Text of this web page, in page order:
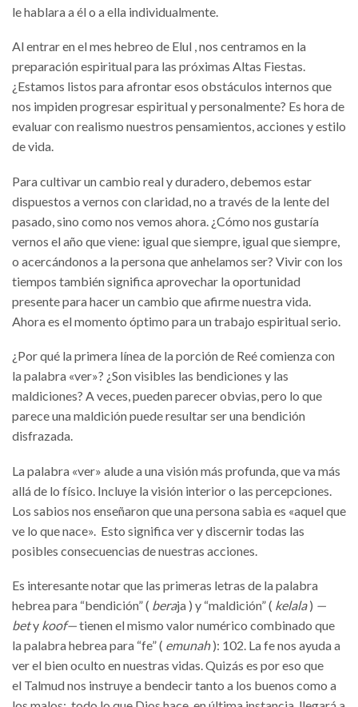
le hablara a él o a ella individualmente.
Al entrar en el mes hebreo de Elul , nos centramos en la
preparación espiritual para las próximas Altas Fiestas.
¿Estamos listos para afrontar esos obstáculos internos que
nos impiden progresar espiritual y personalmente? Es hora de
evaluar con realismo nuestros pensamientos, acciones y estilo
de vida.
Para cultivar un cambio real y duradero, debemos estar
dispuestos a vernos con claridad, no a través de la lente del
pasado, sino como nos vemos ahora. ¿Cómo nos gustaría
vernos el año que viene: igual que siempre, igual que siempre,
o acercándonos a la persona que anhelamos ser? Vivir con los
tiempos también significa aprovechar la oportunidad
presente para hacer un cambio que afirme nuestra vida.
Ahora es el momento óptimo para un trabajo espiritual serio.
¿Por qué la primera línea de la porción de Reé comienza con
la palabra «ver»? ¿Son visibles las bendiciones y las
maldiciones? A veces, pueden parecer obvias, pero lo que
parece una maldición puede resultar ser una bendición
disfrazada.
La palabra «ver» alude a una visión más profunda, que va más
allá de lo físico. Incluye la visión interior o las percepciones.
Los sabios nos enseñaron que una persona sabia es «aquel que
ve lo que nace». Esto significa ver y discernir todas las
posibles consecuencias de nuestras acciones.
Es interesante notar que las primeras letras de la palabra
hebrea para “bendición” ( beraja ) y “maldición” ( kelala) —
bety koof—tienen el mismo valor numérico combinado que
la palabra hebrea para “fe” ( emunah): 102. La fe nos ayuda a
ver el bien oculto en nuestras vidas. Quizás es por eso que
el Talmud nos instruye a bendecir tanto a los buenos como a